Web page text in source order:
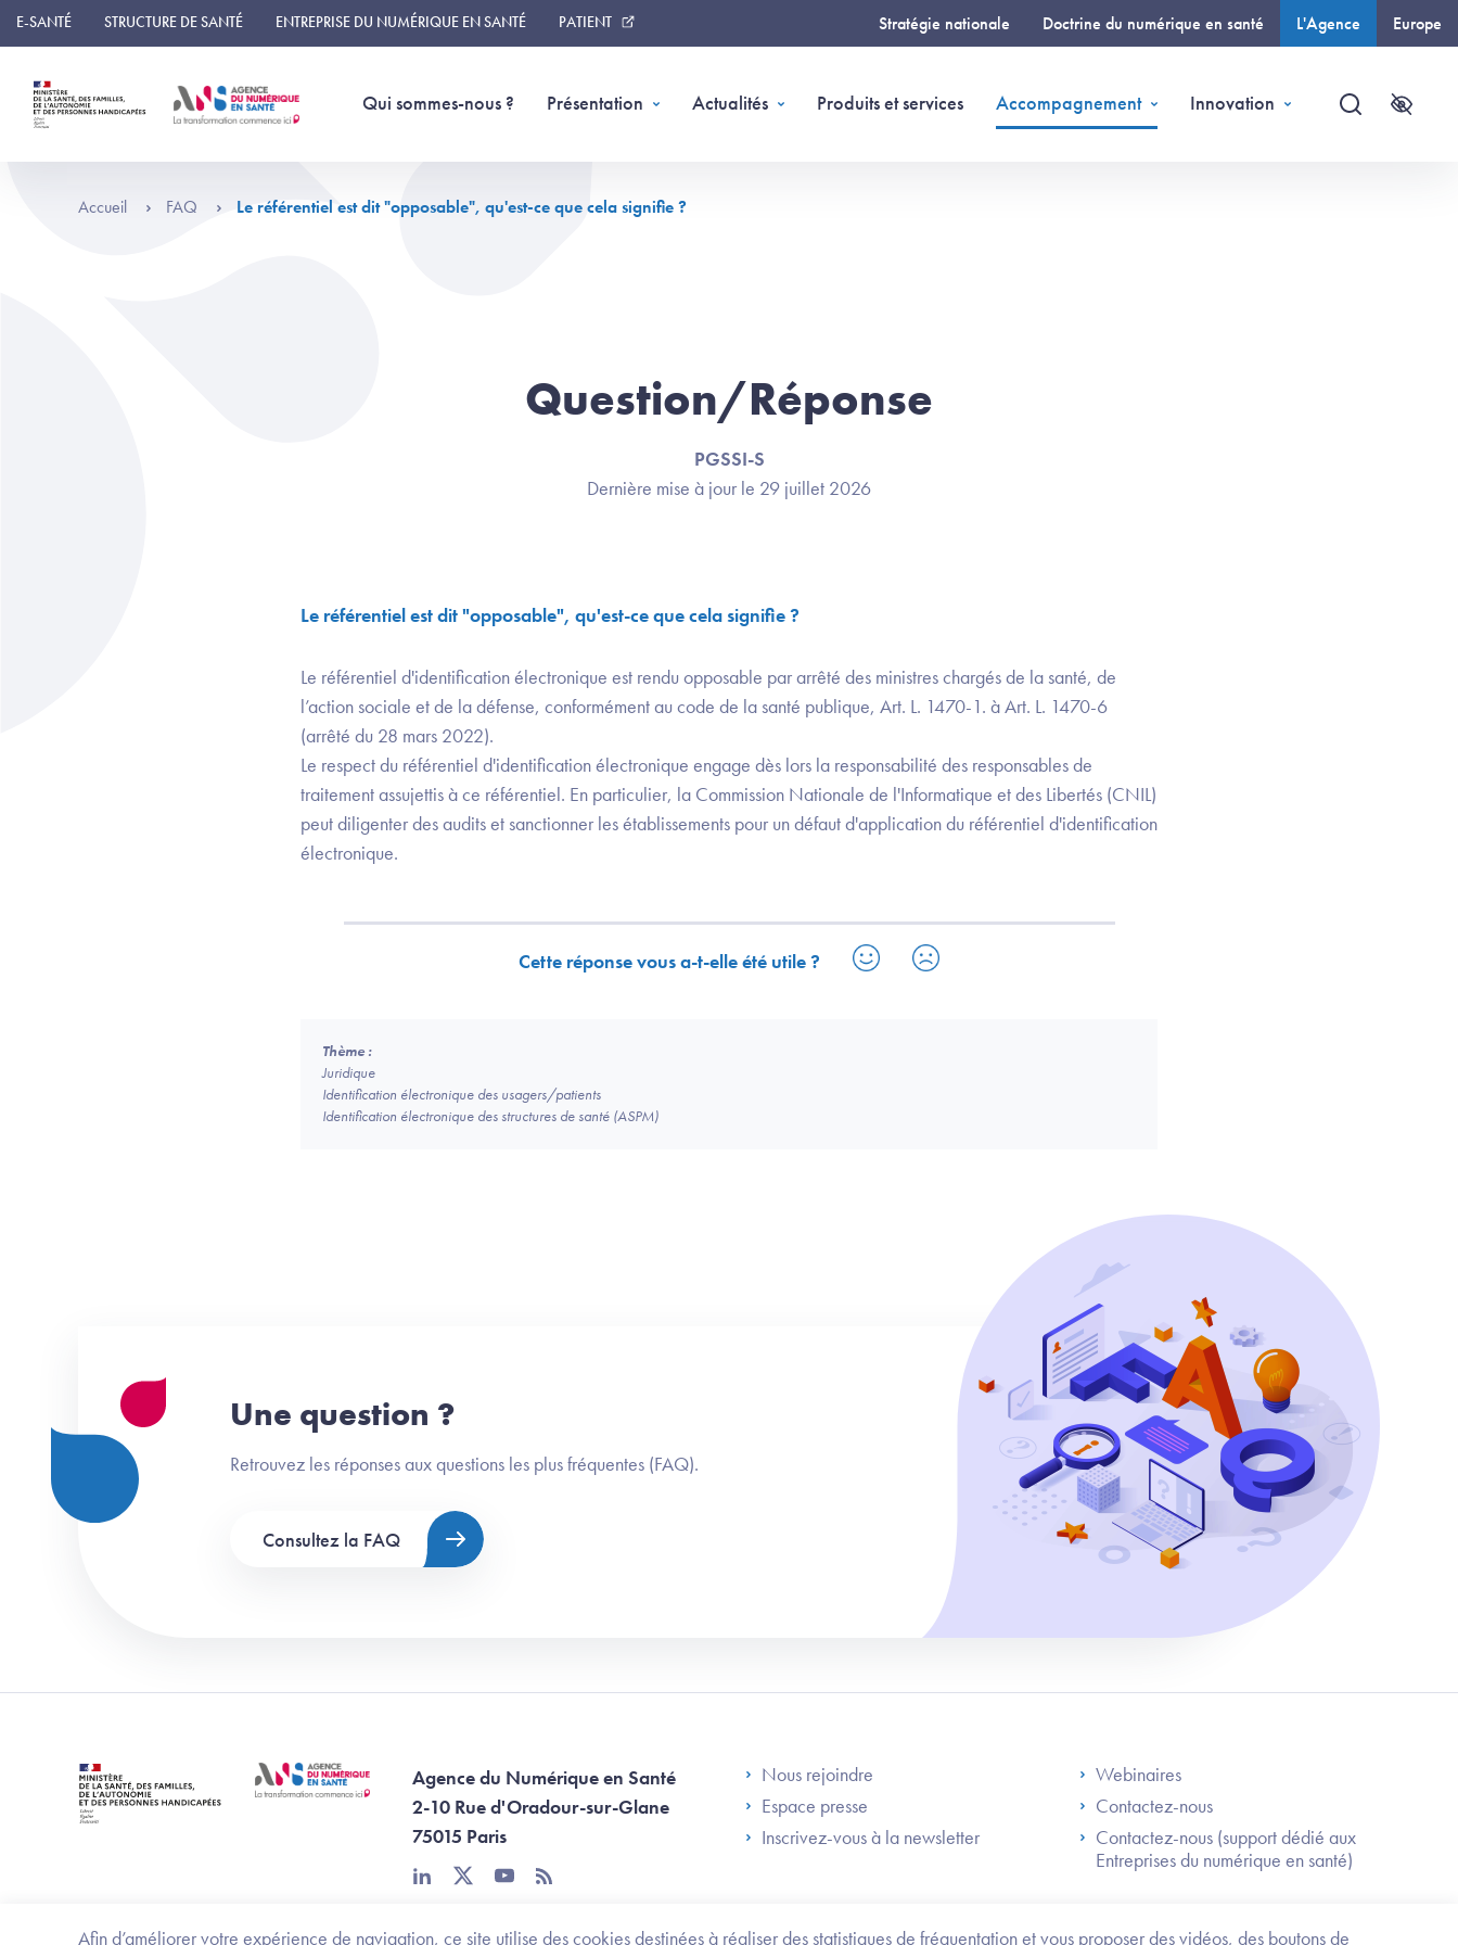
Panneau de gestion des cookies
Afin d’améliorer votre expérience de navigation, ce site utilise des cookies destinées à réaliser des statistiques de fréquentation et vous proposer des vidéos, des boutons de
E-SANTÉ STRUCTURE DE SANTÉ ENTREPRISE DU NUMÉRIQUE EN SANTÉ PATIENT Stratégie nationale Doctrine du numérique en santé L'Agence Europe
Qui sommes-nous ? Présentation Actualités Produits et services Accompagnement Innovation
Recherche
Accueil FAQ Le référentiel est dit "opposable", qu'est-ce que cela signifie ?
Question/Réponse
PGSSI-S
Dernière mise à jour le 29 juillet 2026
Le référentiel est dit "opposable", qu'est-ce que cela signifie ?
Le référentiel d'identification électronique est rendu opposable par arrêté des ministres chargés de la santé, de
l’action sociale et de la défense, conformément au code de la santé publique, Art. L. 1470-1. à Art. L. 1470-6
(arrêté du 28 mars 2022).
Le respect du référentiel d'identification électronique engage dès lors la responsabilité des responsables de
traitement assujettis à ce référentiel. En particulier, la Commission Nationale de l'Informatique et des Libertés (CNIL)
peut diligenter des audits et sanctionner les établissements pour un défaut d'application du référentiel d'identification
électronique.
Cette réponse vous a-t-elle été utile ?
Thème :
Juridique
Identification électronique des usagers/patients
Identification électronique des structures de santé (ASPM)
Une question ?
Retrouvez les réponses aux questions les plus fréquentes (FAQ).
Consultez la FAQ
Agence du Numérique en Santé
2-10 Rue d'Oradour-sur-Glane
75015 Paris
linkedintwitteryoutube
rss
Footer Left ANS
Nous rejoindre
Espace presse
Inscrivez-vous à la newsletter
Footer Right ANS
Webinaires
Contactez-nous
Contactez-nous (support dédié aux
Entreprises du numérique en santé)